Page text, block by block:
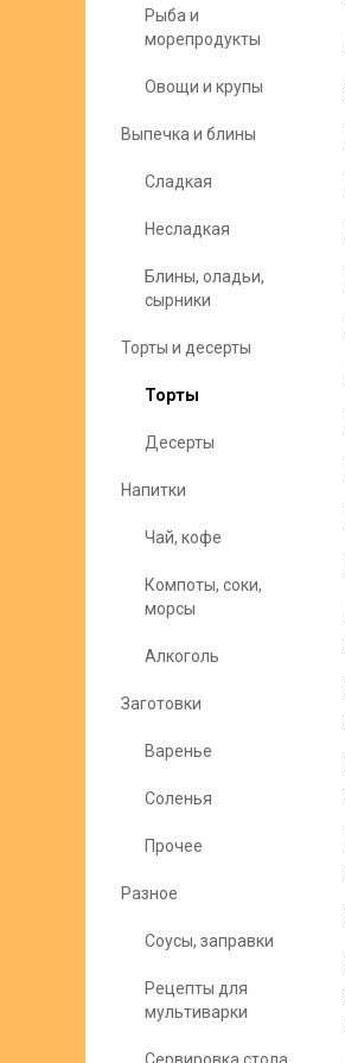
Рыба и
морепродукты
Овощи и крупы
Выпечка и блины
Сладкая
Несладкая
Блины, оладьи,
сырники
Торты и десерты
Торты
Десерты
Напитки
Чай, кофе
Компоты, соки,
морсы
Алкоголь
Заготовки
Варенье
Соленья
Прочее
Разное
Соусы, заправки
Рецепты для
мультиварки